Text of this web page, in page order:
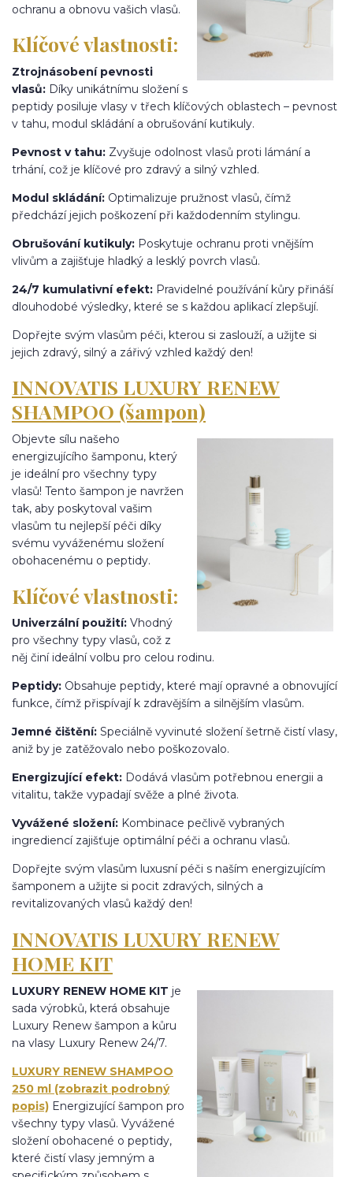
ochranu a obnovu vašich vlasů.
Klíčové vlastnosti:
Ztrojnásobení pevnosti
vlasů: Díky unikátnímu složení s
peptidy posiluje vlasy v třech klíčových oblastech – pevnost
v tahu, modul skládání a obrušování kutikuly.
Pevnost v tahu: Zvyšuje odolnost vlasů proti lámání a
trhání, což je klíčové pro zdravý a silný vzhled.
Modul skládání: Optimalizuje pružnost vlasů, čímž
předchází jejich poškození při každodenním stylingu.
Obrušování kutikuly: Poskytuje ochranu proti vnějším
vlivům a zajišťuje hladký a lesklý povrch vlasů.
24/7 kumulativní efekt: Pravidelné používání kůry přináší
dlouhodobé výsledky, které se s každou aplikací zlepšují.
Dopřejte svým vlasům péči, kterou si zaslouží, a užijte si
jejich zdravý, silný a zářivý vzhled každý den!
INNOVATIS LUXURY RENEW
SHAMPOO (šampon)
Objevte sílu našeho
energizujícího šamponu, který
je ideální pro všechny typy
vlasů! Tento šampon je navržen
tak, aby poskytoval vašim
vlasům tu nejlepší péči díky
svému vyváženému složení
obohacenému o peptidy.
Klíčové vlastnosti:
Univerzální použití: Vhodný
pro všechny typy vlasů, což z
něj činí ideální volbu pro celou rodinu.
Peptidy: Obsahuje peptidy, které mají opravné a obnovující
funkce, čímž přispívají k zdravějším a silnějším vlasům.
Jemné čištění: Speciálně vyvinuté složení šetrně čistí vlasy,
aniž by je zatěžovalo nebo poškozovalo.
Energizující efekt: Dodává vlasům potřebnou energii a
vitalitu, takže vypadají svěže a plné života.
Vyvážené složení: Kombinace pečlivě vybraných
ingrediencí zajišťuje optimální péči a ochranu vlasů.
Dopřejte svým vlasům luxusní péči s naším energizujícím
šamponem a užijte si pocit zdravých, silných a
revitalizovaných vlasů každý den!
INNOVATIS LUXURY RENEW
HOME KIT
LUXURY RENEW HOME KIT je
sada výrobků, která obsahuje
Luxury Renew šampon a kůru
na vlasy Luxury Renew 24/7.
LUXURY RENEW SHAMPOO
250 ml (zobrazit podrobný
popis) Energizující šampon pro
všechny typy vlasů. Vyvážené
složení obohacené o peptidy,
které čistí vlasy jemným a